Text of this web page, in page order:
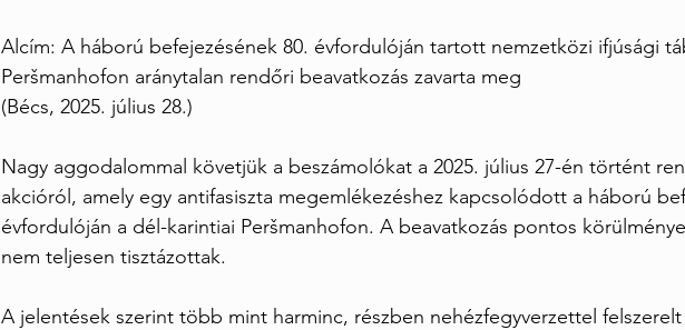
Alcím: A háború befejezésének 80. évfordulóján tartott nemzetközi ifjúsági
Peršmanhofon aránytalan rendőri beavatkozás zavarta meg
(Bécs, 2025. július 28.)
Nagy aggodalommal követjük a beszámolókat a 2025. július 27-én történt
akcióról, amely egy antifasiszta megemlékezéshez kapcsolódott a háború
évfordulóján a dél-karintiai Peršmanhofon. A beavatkozás pontos
nem teljesen tisztázottak.
A jelentések szerint több mint harminc, részben nehézfegyverzettel